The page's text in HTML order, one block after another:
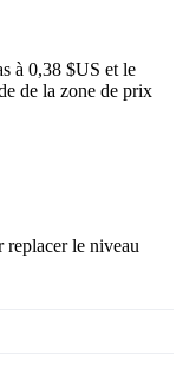
à 0,38 $US et le
de la zone de prix
replacer le niveau